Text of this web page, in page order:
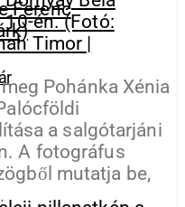
Pohánka Xénia
a salgótarjáni
A fotográfus
mutatja be,